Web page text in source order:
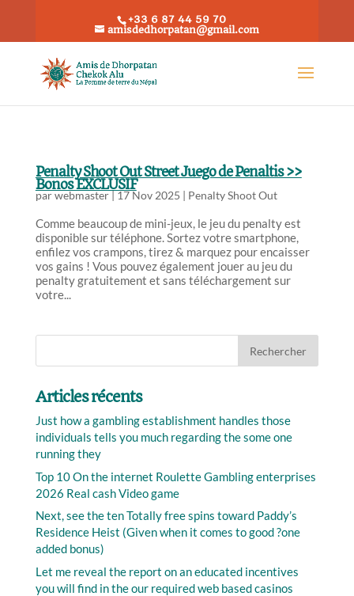
+33 6 87 44 59 70
amisdedhorpatan@gmail.com
Penalty Shoot Out Street Juego de Penaltis >>
Bonos EXCLUSIF
parwebmaster|17 Nov 2025 | Penalty Shoot Out
Comme beaucoup de mini-jeux, le jeu du penalty est
disponible sur téléphone. Sortez votre smartphone,
enfilez vos crampons, tirez & marquez pour encaisser
vos gains ! Vous pouvez également jouer au jeu du
penalty gratuitement et sans téléchargement sur
votre...
Articles récents
Just how a gambling establishment handles those
individuals tells you much regarding the some one
running they
Top 10 On the internet Roulette Gambling enterprises
2026 Real cash Video game
Next, see the ten Totally free spins toward Paddy’s
Residence Heist (Given when it comes to good ?one
added bonus)
Let me reveal the report on an educated incentives
you will find in the our required web based casinos